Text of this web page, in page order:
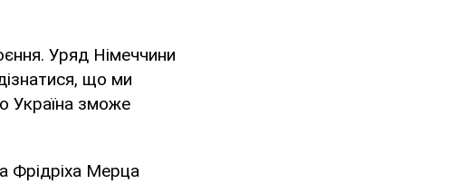
Уряд Німеччини
що ми
Україна зможе
Фрідріха Мерца